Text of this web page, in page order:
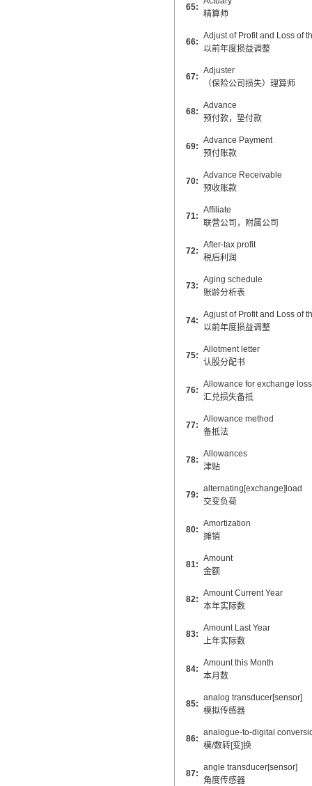
65:
精算师
66:
Adjust of Profit and Loss of
以前年度损益调整
67:
Adjuster
（保险公司损失）理算师
68:
Advance
预付款，垫付款
69:
Advance Payment
预付账款
70:
Advance Receivable
预收账款
71:
Affiliate
联营公司，附属公司
72:
After-tax profit
税后利润
73:
Aging schedule
账龄分析表
74:
Agjust of Profit and Loss of
以前年度损益调整
75:
Allotment letter
认股分配书
76:
Allowance for exchange loss
汇兑损失备抵
77:
Allowance method
备抵法
78:
Allowances
津贴
79:
alternating[exchange]load
交变负荷
80:
Amortization
摊销
81:
Amount
金额
82:
Amount Current Year
本年实际数
83:
Amount Last Year
上年实际数
84:
Amount this Month
本月数
85:
analog transducer[sensor]
模拟传感器
86:
analogue-to-digital
模/数转[变]换
87:
angle transducer[sensor]
角度传感器